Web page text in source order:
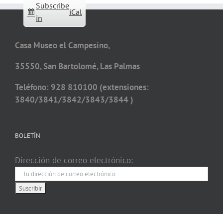
Subscribe
in
iCal
Casa Museo el Campesino,
35550, San Bartolomé, Las Palmas
Teléfono: 928 810100 (extensiones:
3840/3841/3842/3843/3844 )
BOLETÍN
Dirección de correo electrónico: